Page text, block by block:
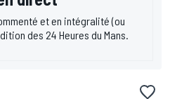
et en intégralité (ou
des 24 Heures du Mans.